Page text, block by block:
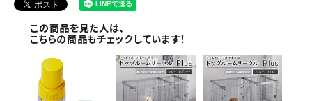
この商品を見た人は、
こちらの商品もチェックしています！